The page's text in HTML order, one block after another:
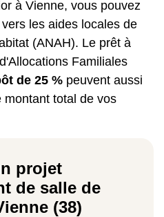
à Vienne, vous pouvez
les aides locales de
(ANAH). Le prêt à
Familiales
de 25 % peuvent aussi
total de vos
projet
de salle de
(38)